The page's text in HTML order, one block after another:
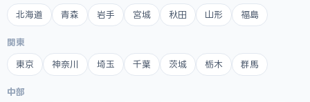
北海道 青森 岩手 宮城 秋田 山形 福島
関東
東京 神奈川 埼玉 千葉 茨城 栃木 群馬
中部